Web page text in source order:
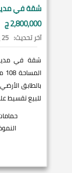
شقة في
2,800,000 ج
آخر تحديث: 25 يونيه 2026
شقة في
المساحة 108 متر
بالطابق
للبيع تقسيط على 8 سنة بمقدم